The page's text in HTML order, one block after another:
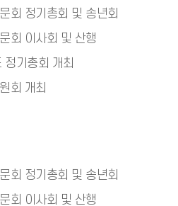
회 정기총회 및 송년회
회 이사회 및 산행
정기총회 개최
회 개최
회 정기총회 및 송년회
회 이사회 및 산행